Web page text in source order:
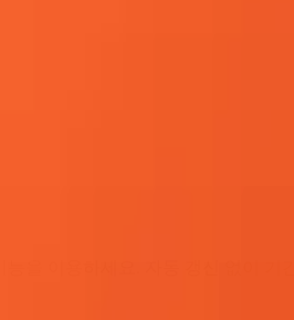
을 이용하세요. 자동 갱신 없이